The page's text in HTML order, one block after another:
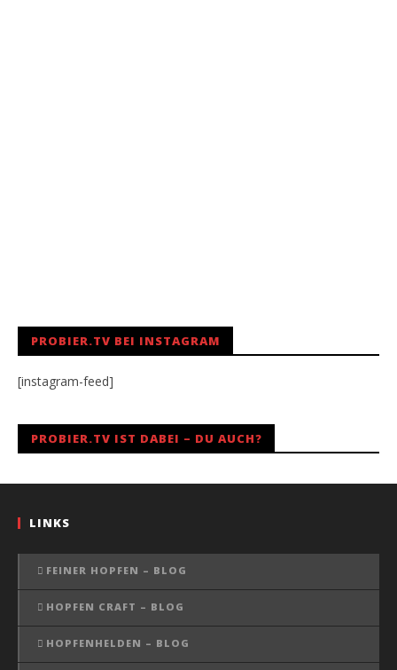
PROBIER.TV BEI INSTAGRAM
[instagram-feed]
PROBIER.TV IST DABEI – DU AUCH?
LINKS
FEINER HOPFEN – BLOG
HOPFEN CRAFT – BLOG
HOPFENHELDEN – BLOG